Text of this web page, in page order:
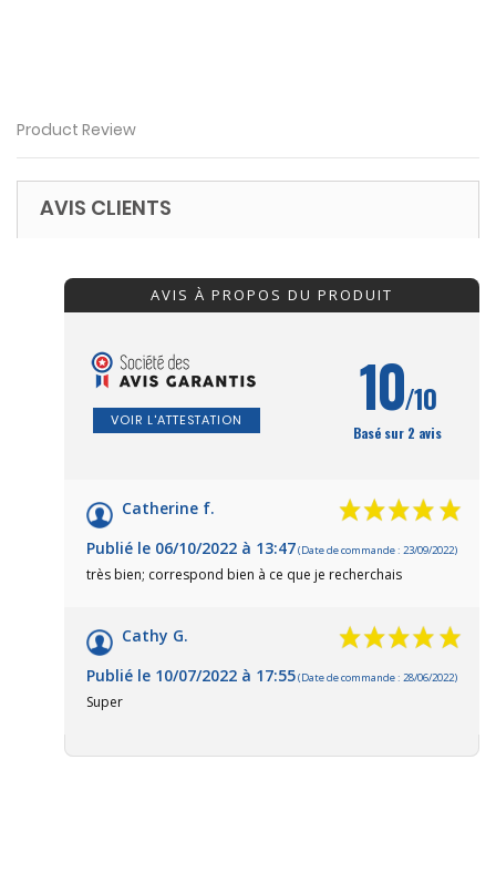
Product Review
AVIS CLIENTS
AVIS À PROPOS DU PRODUIT
VOIR L'ATTESTATION 10/10
Basé sur 2 avis
Catherine f.
Publié le 06/10/2022 à 13:47(Date de commande : 23/09/2022)
très bien; correspond bien à ce que je recherchais
Cathy G.
Publié le 10/07/2022 à 17:55(Date de commande : 28/06/2022)
Super